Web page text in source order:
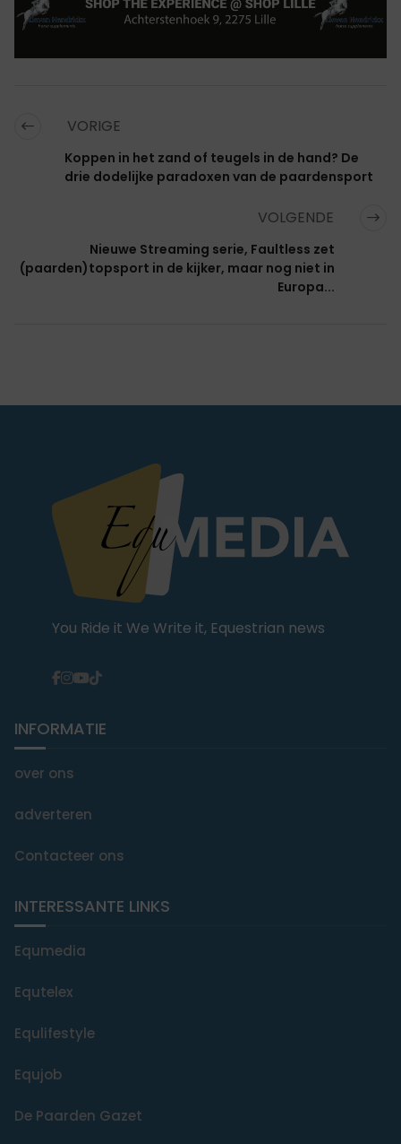
VORIGE
Koppen in het zand of teugels in de hand? De
drie dodelijke paradoxen van de paardensport
VOLGENDE
Nieuwe Streaming serie, Faultless zet
(paarden)topsport in de kijker, maar nog niet in
Europa...
You Ride it We Write it, Equestrian news
INFORMATIE
over ons
adverteren
Contacteer ons
INTERESSANTE LINKS
Equmedia
Equtelex
Equlifestyle
Equjob
De Paarden Gazet